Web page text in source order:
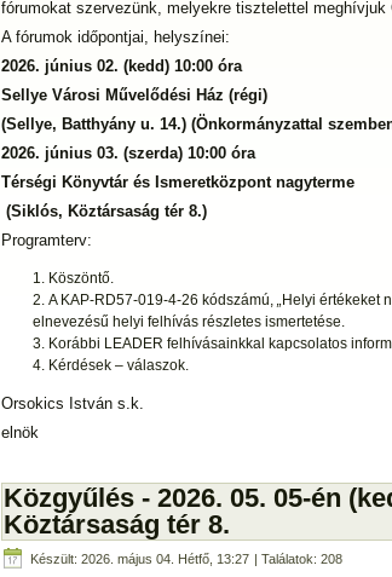
fórumokat szervezünk, melyekre tisztelettel meghívjuk
A fórumok időpontjai, helyszínei:
2026. június 02. (kedd) 10:00 óra
Sellye Városi Művelődési Ház (régi)
(Sellye, Batthyány u. 14.) (Önkormányzattal
2026. június 03. (szerda) 10:00 óra
Térségi Könyvtár és Ismeretközpont nagyterme
(Siklós, Köztársaság tér 8.)
Programterv:
Köszöntő.
A KAP-RD57-019-4-26 kódszámú, „Helyi értékeket
elnevezésű helyi felhívás részletes ismertetése.
Korábbi LEADER felhívásainkkal kapcsolatos
Kérdések – válaszok.
Orsokics István s.k.
elnök
Közgyűlés - 2026. 05. 05-én
Köztársaság tér 8.
Készült: 2026. május 04. Hétfő, 13:27 | Találatok: 208